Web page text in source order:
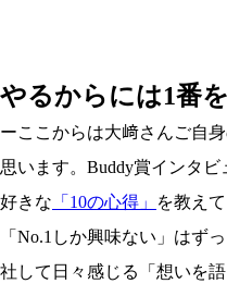
やるからには1番
ーここからは大﨑さんご自
思います。Buddy賞インタビ
好きな 「10の心得」
を教え
「No.1しか興味ない」はず
社して日々感じる「想いを